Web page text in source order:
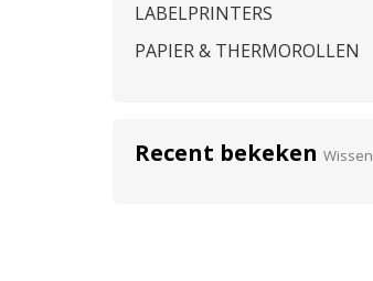
LABELPRINTERS
PAPIER & THERMOROLLEN
Recent bekeken Wissen